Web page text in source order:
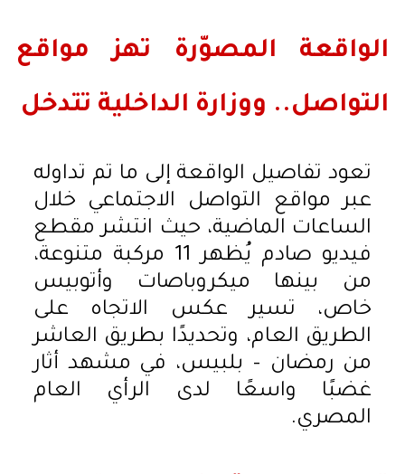
الواقعة المصوّرة تهز مواقع
التواصل.. ووزارة الداخلية تتدخل
تعود تفاصيل الواقعة إلى ما تم تداوله
عبر مواقع التواصل الاجتماعي خلال
الساعات الماضية، حيث انتشر مقطع
فيديو صادم يُظهر 11 مركبة متنوعة،
من بينها ميكروباصات وأتوبيس
خاص، تسير عكس الاتجاه على
الطريق العام، وتحديدًا بطريق العاشر
من رمضان – بلبيس، في مشهد أثار
غضبًا واسعًا لدى الرأي العام
المصري.